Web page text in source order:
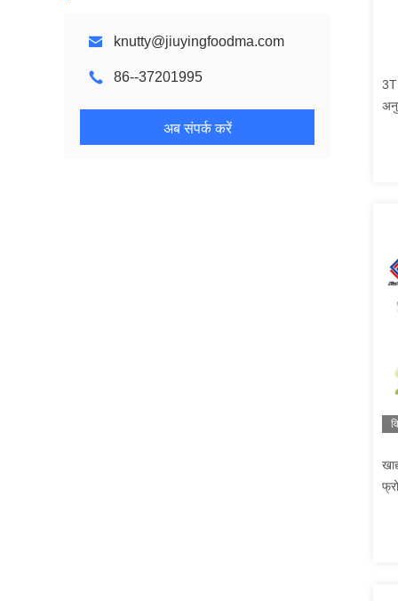
knutty@jiuyingfoodma.com
86--37201995
अब संपर्क करें
3T